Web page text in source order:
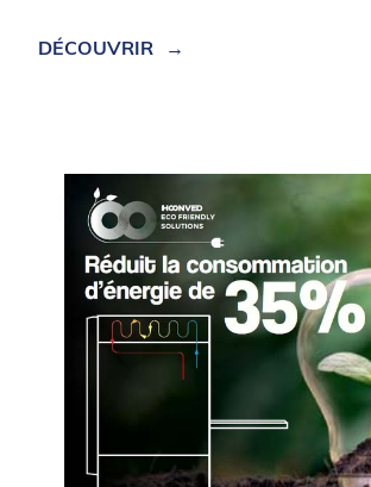
DÉCOUVRIR